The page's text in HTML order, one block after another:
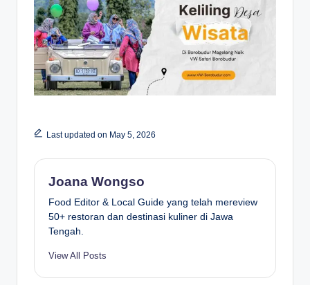
Last updated on May 5, 2026
Joana Wongso
Food Editor & Local Guide yang telah mereview
50+ restoran dan destinasi kuliner di Jawa
Tengah.
View All Posts